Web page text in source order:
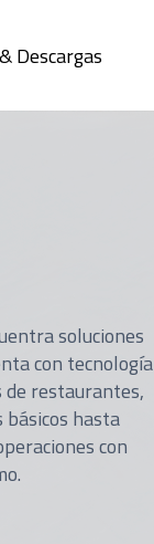
Descargas
soluciones
con tecnología
de restaurantes,
hasta
con